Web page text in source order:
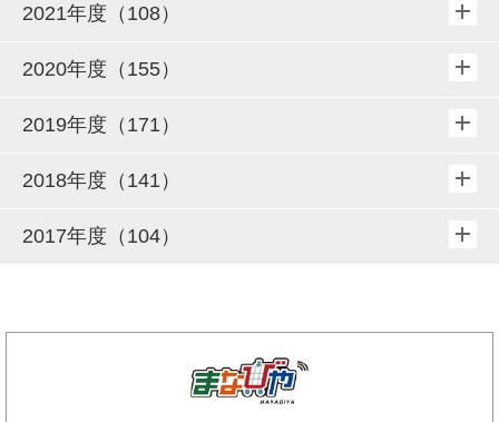
2021年度（108）
2020年度（155）
2019年度（171）
2018年度（141）
2017年度（104）